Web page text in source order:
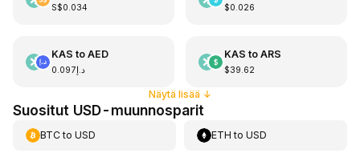
S$0.034 $0.026
KAS to AED
د.إ0.097
KAS to ARS
$39.62
Näytä lisää ↓
Suositut USD-muunnosparit
BTCto USD ETH toUSD